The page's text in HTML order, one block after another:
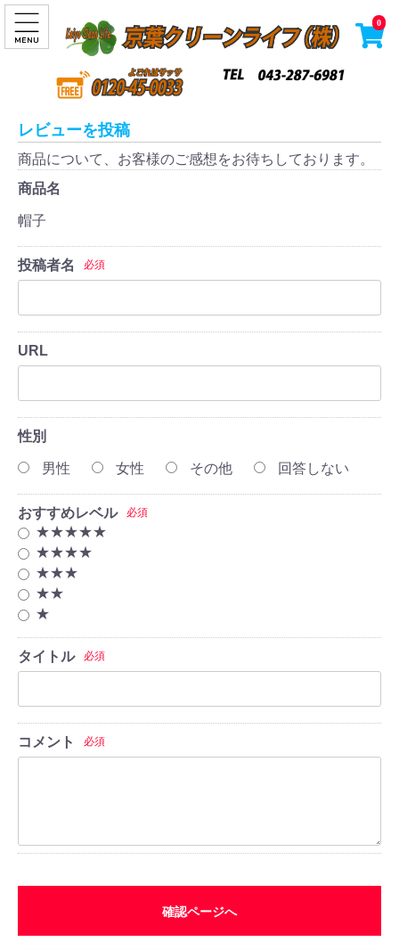
0
レビューを投稿
商品について、お客様のご感想をお待ちしております。
商品名
帽子
投稿者名 必須
URL
性別
男性 女性 その他 回答しない
おすすめレベル 必須
★★★★★
★★★★
★★★
★★
★
タイトル 必須
コメント 必須
確認ページへ